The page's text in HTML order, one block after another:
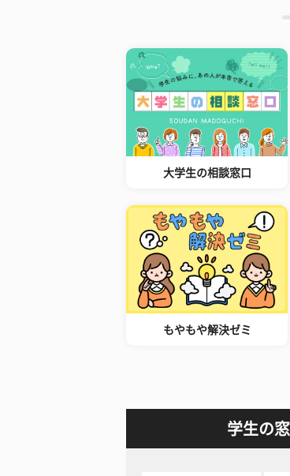
大学生の相談窓口
もやもや解決ゼミ
学生の